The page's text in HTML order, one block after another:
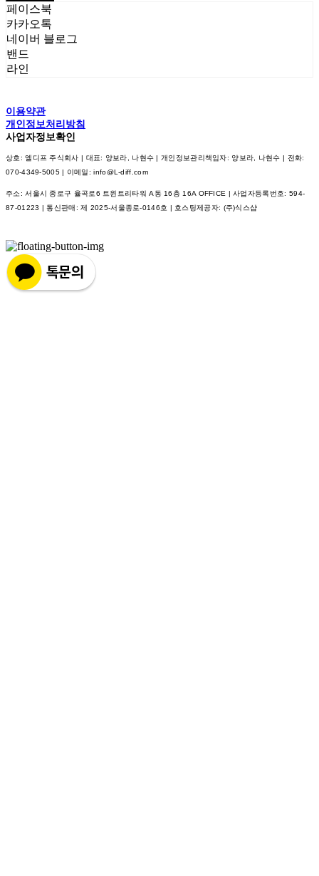
페이스북
카카오톡
네이버 블로그
밴드
라인
이용약관
개인정보처리방침
사업자정보확인
상호: 엘디프 주식회사 | 대표: 양보라, 나현수 | 개인정보관리책임자: 양보라, 나현수 | 전화:
070-4349-5005 | 이메일: info@L-diff.com
주소: 서울시 종로구 율곡로6 트윈트리타워 A동 16층 16A OFFICE | 사업자등록번호: 594-
87-01223 | 통신판매:제 2025-서울종로-0146호 | 호스팅제공자: (주)식스샵